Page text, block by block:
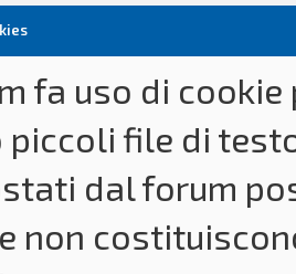
fa uso di
piccoli file di
dal forum
non